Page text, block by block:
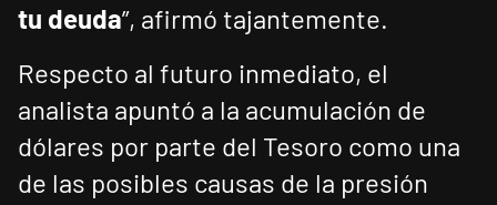
tu deuda”, afirmó tajantemente.
Respecto al futuro inmediato, el
analista apuntó a la acumulación de
dólares por parte del Tesoro como una
de las posibles causas de la presión